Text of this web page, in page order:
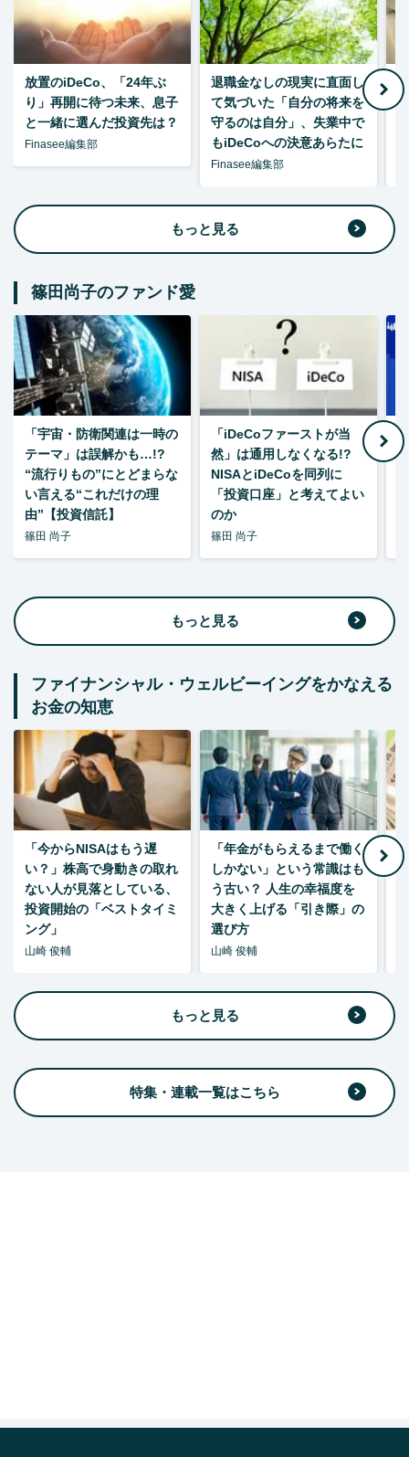
放置のiDeCo、「24年ぶ
り」再開に待つ未来、息子
と一緒に選んだ投資先は？
Finasee編集部
退職金なしの現実に直面し
て気づいた「自分の将来を
守るのは自分」、失業中で
もiDeCoへの決意あらたに
Finasee編集部
もっと見る
篠田尚子のファンド愛
「宇宙・防衛関連は一時の
テーマ」は誤解かも…!?
“流行りもの”にとどまらな
い言える“これだけの理
由”【投資信託】
篠田 尚子
「iDeCoファーストが当
然」は通用しなくなる!?
NISAとiDeCoを同列に
「投資口座」と考えてよい
のか
篠田 尚子
もっと見る
ファイナンシャル・ウェルビーイングをかなえる
お金の知恵
「今からNISAはもう遅
い？」株高で身動きの取れ
ない人が見落としている、
投資開始の「ベストタイミ
ング」
山崎 俊輔
「年金がもらえるまで働く
しかない」という常識はも
う古い？ 人生の幸福度を
大きく上げる「引き際」の
選び方
山崎 俊輔
もっと見る
特集・連載一覧はこちら